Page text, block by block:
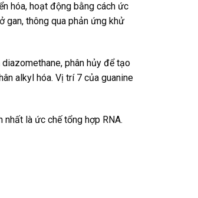
hóa, hoạt động bằng cách ức
gan, thông qua phản ứng khử
phân hủy để tạo
alkyl hóa. Vị trí 7 của guanine
là ức chế tổng hợp RNA.